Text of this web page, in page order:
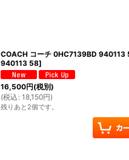
COACH コーチ 0HC7139BD 940113
940113 58]
16,500円(税別)
(税込 : 18,150円)
残りあと2個です。